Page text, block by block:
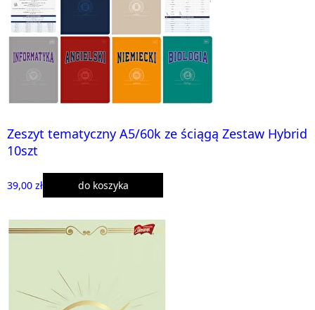
Zeszyt tematyczny A5/60k ze ściągą Zestaw Hybrid
10szt
39,00 zł do koszyka